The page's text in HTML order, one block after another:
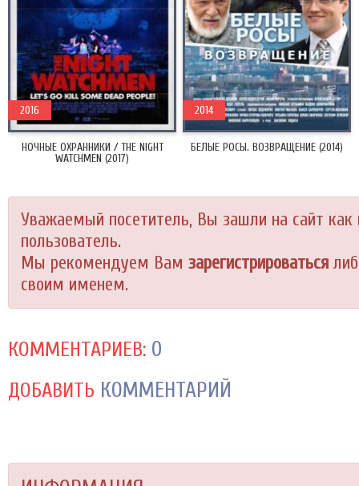
НОЧНЫЕ ОХРАННИКИ / THE NIGHT
WATCHMEN (2017)
2016
БЕЛЫЕ РОСЫ. ВОЗВРАЩЕНИЕ (2014)
2014
Уважаемый посетитель, Вы зашли на сайт как
пользователь.
Мы рекомендуем Вам зарегистрироваться
своим именем.
КОММЕНТАРИЕВ: 0
ДОБАВИТЬ КОММЕНТАРИЙ